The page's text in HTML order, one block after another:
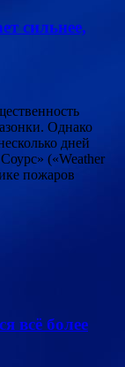
сильнее,
Однако
дней
(«Weather
пожаров
всё более